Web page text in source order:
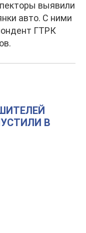
выявили
авто. С ними
ГТРК
В